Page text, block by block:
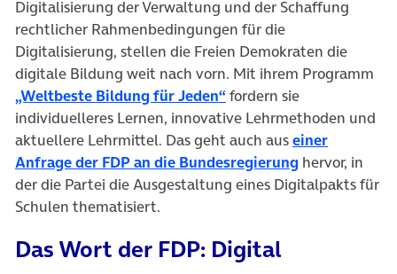
Digitalisierung der Verwaltung und der Schaffung
rechtlicher Rahmenbedingungen für die
Digitalisierung, stellen die Freien Demokraten die
digitale Bildung weit nach vorn. Mit ihrem Programm
„Weltbeste Bildung ­­für Jeden“ (öffnet in neuem Tab)
fordern sie
individuelleres Lernen, innovative Lehrmethoden und
aktuellere Lehrmittel. Das geht auch auseiner
Anfrage der FDP an die Bundesregierung hervor, in
der die Partei die Ausgestaltung eines Digitalpakts für
Schulen thematisiert.
Das Wort der FDP: Digital